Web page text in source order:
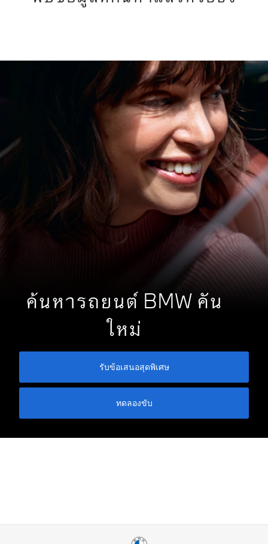
ค้นหารถยนต์ BMW คัน
ใหม่
รับข้อเสนอสุดพิเศษ
ทดลองขับ